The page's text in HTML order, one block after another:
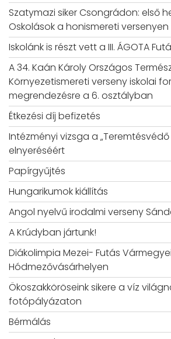
Szatymazi siker Csongrádon: első
Oskolások a honismereti versenyen
Iskolánk is részt vett a III. ÁGOTA
A 34. Kaán Károly Országos
Környezetismereti verseny iskolai
megrendezésre a 6. osztályban
Étkezési díj befizetés
Intézményi vizsga a „Teremtésvédő
elnyeréséért
Papírgyűjtés
Hungarikumok kiállítás
Angol nyelvű irodalmi verseny
A Krúdyban jártunk!
Diákolimpia Mezei- Futás
Hódmezővásárhelyen
Ökoszakköröseink sikere a víz
fotópályázaton
Bérmálás